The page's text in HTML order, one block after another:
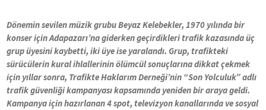
Dönemin sevilen müzik grubu Beyaz Kelebekler, 1970 yılında bir
konser için Adapazarı’na giderken geçirdikleri trafik kazasında üç
grup üyesini kaybetti, iki üye ise yaralandı. Grup, trafikteki
sürücülerin kural ihlallerininölümcül sonuçlarına dikkat çekmek
için yıllar sonra, Trafikte Haklarım Derneği’nin “Son Yolculuk” adlı
trafik güvenliği kampanyası kapsamında yeniden bir araya geldi.
Kampanya için hazırlanan 4 spot, televizyon kanallarında ve sosyal